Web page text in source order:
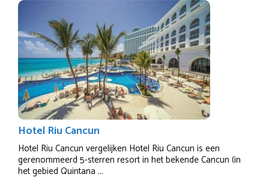
Hotel Riu Cancun
Hotel Riu Cancun vergelijken Hotel Riu Cancun is een
gerenommeerd 5-sterren resort in het bekende Cancun (in
het gebied Quintana ...